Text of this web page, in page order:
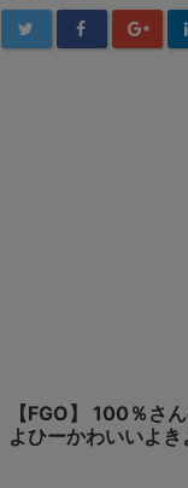
【FGO】 100％さ
よひーかわいいよき